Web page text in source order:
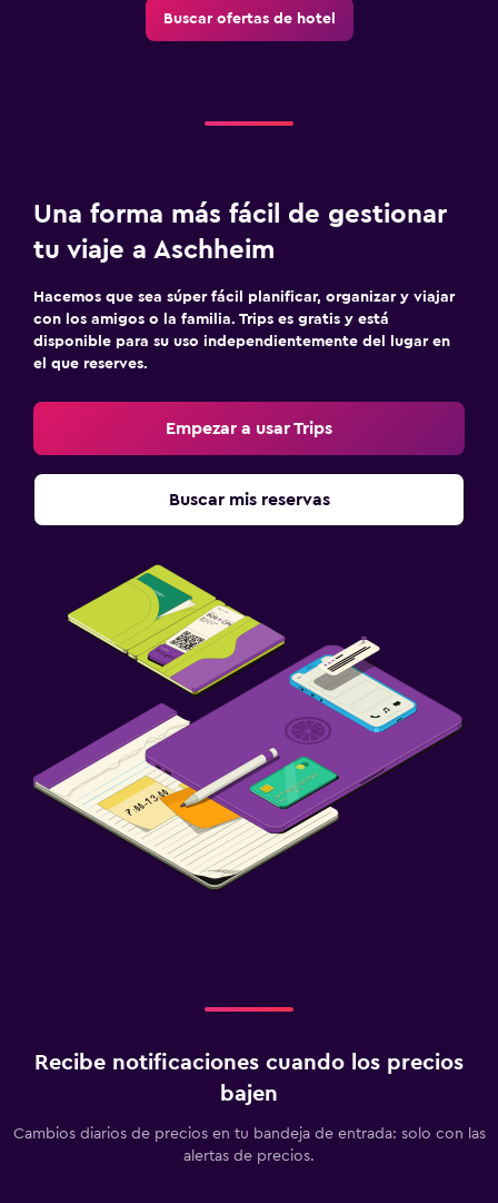
Buscar ofertas de hotel
Una forma más fácil de gestionar
tu viaje a Aschheim
Hacemos que sea súper fácil planificar, organizar y viajar
con los amigos o la familia. Trips es gratis y está
disponible para su uso independientemente del lugar en
el que reserves.
Empezar a usar Trips
Buscar mis reservas
Recibe notificaciones cuando los precios
bajen
Cambios diarios de precios en tu bandeja de entrada: solo con las
alertas de precios.